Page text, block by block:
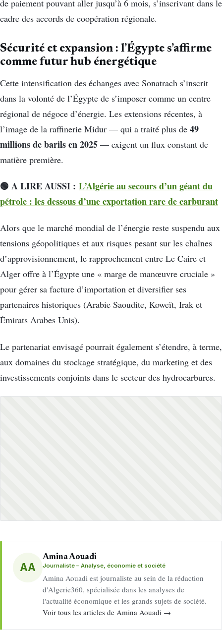
de paiement pouvant aller jusqu’à 6 mois, s’inscrivant dans le
cadre des accords de coopération régionale.
Sécurité et expansion : l’Égypte s’affirme
comme futur hub énergétique
Cette intensification des échanges avec Sonatrach s’inscrit
dans la volonté de l’Égypte de s’imposer comme un centre
régional de négoce d’énergie. Les extensions récentes, à
l’image de la raffinerie Midur — qui a traité plus de 49
millions de barils en 2025 — exigent un flux constant de
matière première.
🟢 A LIRE AUSSI : L’Algérie au secours d’un géant du
pétrole : les dessous d’une exportation rare de carburant
Alors que le marché mondial de l’énergie reste suspendu aux
tensions géopolitiques et aux risques pesant sur les chaînes
d’approvisionnement, le rapprochement entre Le Caire et
Alger offre à l’Égypte une « marge de manœuvre cruciale »
pour gérer sa facture d’importation et diversifier ses
partenaires historiques (Arabie Saoudite, Koweït, Irak et
Émirats Arabes Unis).
Le partenariat envisagé pourrait également s’étendre, à terme,
aux domaines du stockage stratégique, du marketing et des
investissements conjoints dans le secteur des hydrocarbures.
AA
Amina Aouadi
Journaliste – Analyse, économie et société
Amina Aouadi est journaliste au sein de la rédaction
d'Algerie360, spécialisée dans les analyses de
l'actualité économique et les grands sujets de société.
Voir tous les articles de Amina Aouadi →